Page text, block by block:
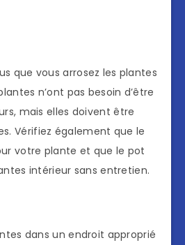
que vous arrosez les plantes
n’ont pas besoin d’être
mais elles doivent être
Vérifiez également que le
votre plante et que le pot
intérieur sans entretien.
dans un endroit approprié